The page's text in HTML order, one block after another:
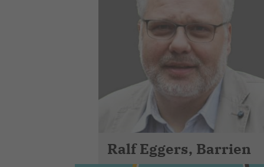
Ralf Eggers, Barrien